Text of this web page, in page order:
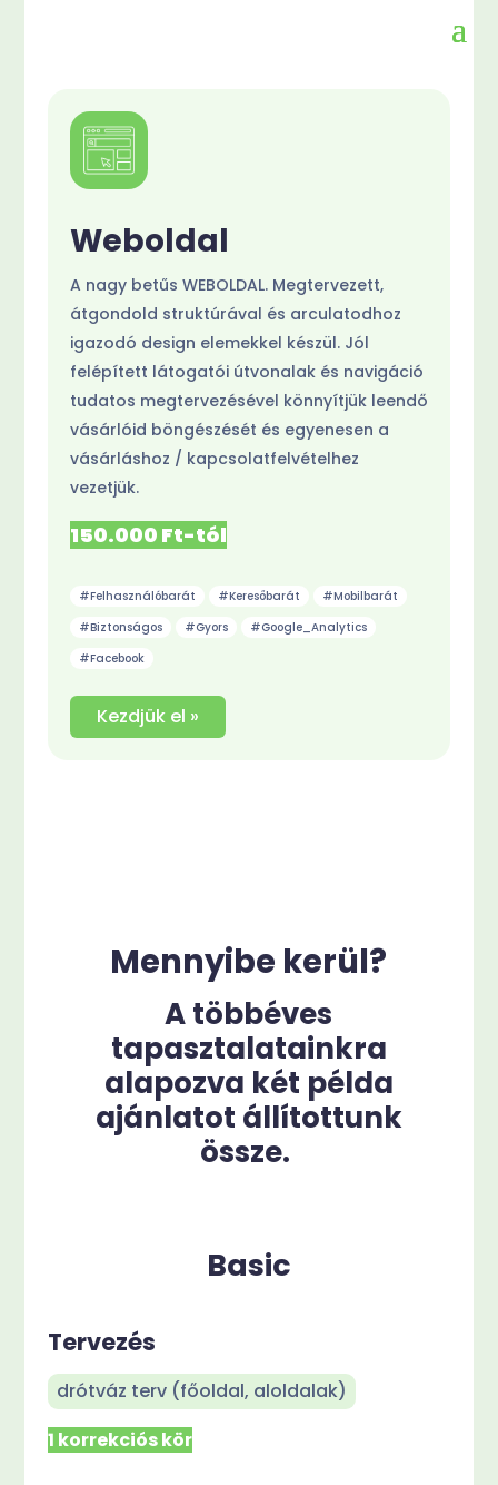
Weboldal
A nagy betűs WEBOLDAL. Megtervezett,
átgondold struktúrával és arculatodhoz
igazodó design elemekkel készül. Jól
felépített látogatói útvonalak és navigáció
tudatos megtervezésével könnyítjük leendő
vásárlóid böngészését és egyenesen a
vásárláshoz / kapcsolatfelvételhez
vezetjük.
150.000 Ft-tól
#Felhasználóbarát #Keresőbarát
#Mobilbarát
#Biztonságos
#Gyors
#Google_Analytics
#Facebook
Kezdjük el »
Mennyibe kerül?
A többéves
tapasztalatainkra
alapozva két példa
ajánlatot állítottunk
össze.
Basic
Tervezés
drótváz terv (főoldal, aloldalak)
1 korrekciós kör